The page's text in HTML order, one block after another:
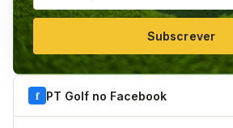
Subscrever
f PT Golf no Facebook